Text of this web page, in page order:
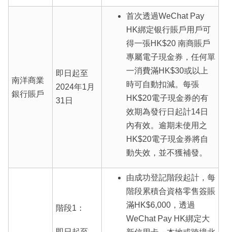
南洋商業
銀行賬戶
即日起至
2024年1月
31日
首次透過WeChat Pay
HK綁定银行賬戶用戶可
得一張HK$20 南商賬戶
專屬電子現金券，任何單
一消費滿HK$30或以上
時可自動扣減。每張
HK$20電子現金券的有
效期為發行日起計14日
內有效。逾期未使用之
HK$20電子現金券將自
動失效，並不獲補發。
階段1：
由成功登記階段起計，每
階段累積合資格零售簽賬
滿HK$6,000，透過
WeChat Pay HK綁定大